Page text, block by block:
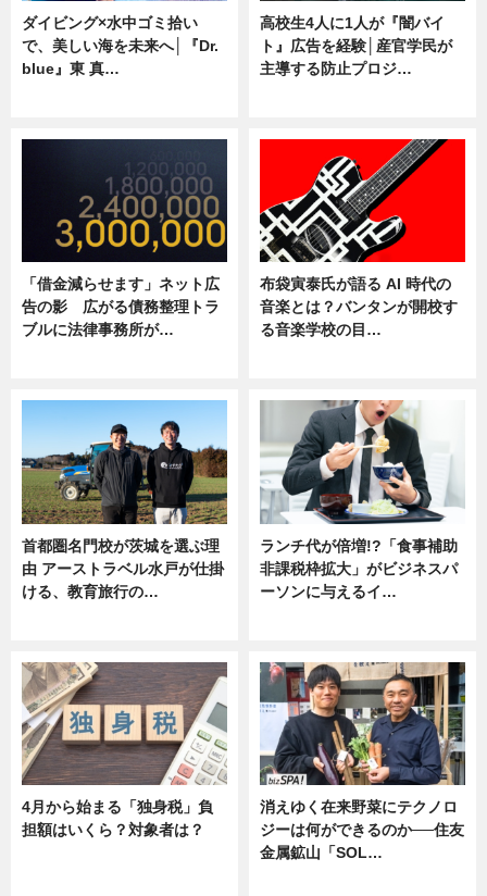
ダイビング×水中ゴミ拾い
で、美しい海を未来へ│『Dr.
blue』東 真…
高校生4人に1人が『闇バイ
ト』広告を経験│産官学民が
主導する防止プロジ…
「借金減らせます」ネット広
告の影 広がる債務整理トラ
ブルに法律事務所が…
布袋寅泰氏が語る AI 時代の
音楽とは？バンタンが開校す
る音楽学校の目…
首都圏名門校が茨城を選ぶ理
由 アーストラベル水戸が仕掛
ける、教育旅行の…
ランチ代が倍増!?「食事補助
非課税枠拡大」がビジネスパ
ーソンに与えるイ…
4月から始まる「独身税」負
担額はいくら？対象者は？
消えゆく在来野菜にテクノロ
ジーは何ができるのか──住友
金属鉱山「SOL…